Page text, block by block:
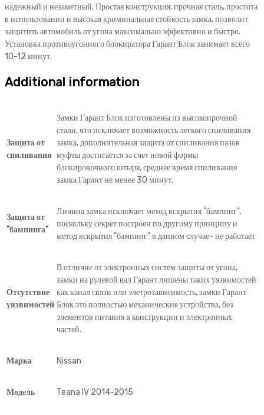
quantity
надежный и незаметный. Простая конструкция, прочная сталь, простота
в использовании и высокая криминальная стойкость замка, позволит
защитить автомобиль от угона максимально эффективно и быстро.
Установка противоугонного блокиратора Гарант Блок занимает всего
10-12 минут.
Additional information
Защита от
спиливания
Замки Гарант Блок изготовлены из высокопрочной
стали, что исключает возможность легкого спиливания
замка, дополнительная защита от спиливания пазов
муфты достигается за счет новой формы
блокировочного штыря, среднее время спиливания
замка Гарант не менее 30 минут.
Защита от
"бампинга"
Личина замка исключает метод вскрытия "бампинг",
поскольку секрет построен по другому принципу и
метод вскрытия "бампинг" в данном случае- не работает
Отсутствие
уязвимостей
В отличие от электронных систем защиты от угона,
замки на рулевой вал Гарант лишены таких уязвимостей
как канал связи или элетрозависимость, замки Гарант
Блок это полностью механические устройства, без
элементов питания в конструкции и электронных
частей.
Марка Nissan
Модель Teana IV 2014-2015